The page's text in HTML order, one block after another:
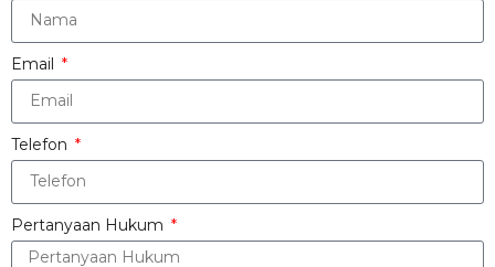
Email
Telefon
Pertanyaan Hukum